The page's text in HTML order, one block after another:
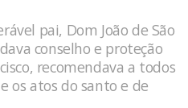
pai, Dom João de São
conselho e proteção
recomendava a todos
os atos do santo e de